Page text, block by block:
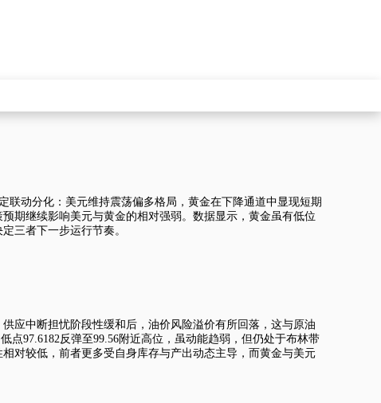
联动分化：美元维持震荡偏多格局，黄金在下降通道中显现短期
期继续影响美元与黄金的相对强弱。数据显示，黄金虽有低位
三者下一步运行节奏。
应中断担忧阶段性缓和后，油价风险溢价有所回落，这与原油
低点97.6182反弹至99.56附近高位，虽动能趋弱，但仍处于布林带
对较低，前者更多受自身库存与产出动态主导，而黄金与美元